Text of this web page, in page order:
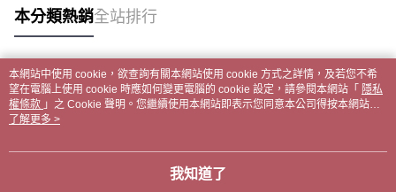
本分類熱銷全站排行
熱門標籤
本網站中使用 cookie，欲查詢有關本網站使用 cookie 方式之詳情，及若您不希
望在電腦上使用 cookie 時應如何變更電腦的 cookie 設定，請參閱本網站「 隱私
權條款 」之 Cookie 聲明。您繼續使用本網站即表示您同意本公司得按本網站使
用條款之 Cookie 聲明使用 cookie。
了解更多 >
我知道了